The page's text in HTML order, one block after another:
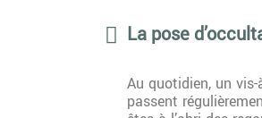
La pose
Au quotidien, un
passent